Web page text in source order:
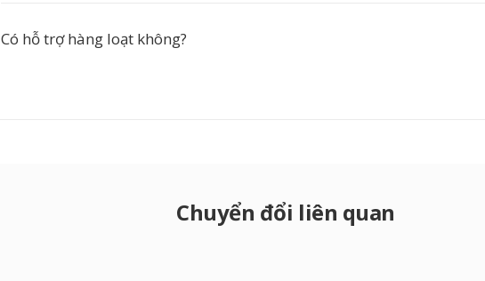
Có hỗ trợ hàng loạt không?
Chuyển đổi liên quan